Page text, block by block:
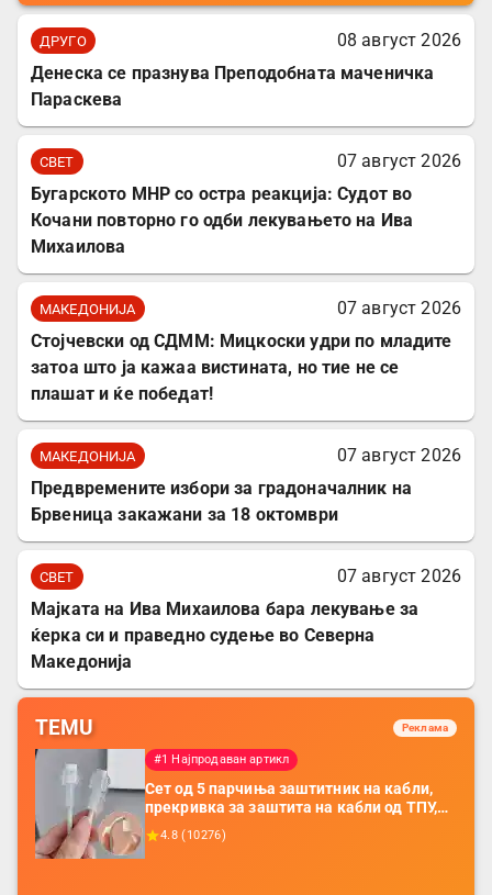
ДРУГО
08 август 2026
Денеска се празнува Преподобната маченичка
Параскева
СВЕТ
07 август 2026
Бугарското МНР со остра реакција: Судот во
Кочани повторно го одби лекувањето на Ива
Михаилова
МАКЕДОНИЈА
07 август 2026
Стојчевски од СДММ: Мицкоски удри по младите
затоа што ја кажаа вистината, но тие не се
плашат и ќе победат!
МАКЕДОНИЈА
07 август 2026
Предвремените избори за градоначалник на
Брвеница закажани за 18 октомври
СВЕТ
07 август 2026
Мајката на Ива Михаилова бара лекување за
ќерка си и праведно судење во Северна
Македонија
TEMU Реклама
#1 Најпродаван артикл
Сет од 5 парчиња заштитник на кабли,
прекривка за заштита на кабли од ТПУ,
додатоци за заштита на кабли, без
батерија, за мобилни телефони, комплет
4.8 ( 10276)